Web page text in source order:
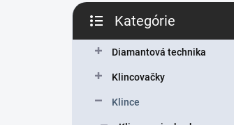
B
č
kategórie
Kategórie
Diamantová technika
Klincovačky
Klince